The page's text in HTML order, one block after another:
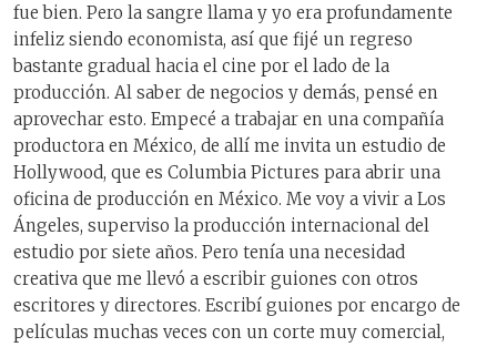
fue bien. Pero la sangre llama y yo era profundamente
infeliz siendo economista, así que fijé un regreso
bastante gradual hacia el cine por el lado de la
producción. Al saber de negocios y demás, pensé en
aprovechar esto. Empecé a trabajar en una compañía
productora en México, de allí me invita un estudio de
Hollywood, que es Columbia Pictures para abrir una
oficina de producción en México. Me voy a vivir a Los
Ángeles, superviso la producción internacional del
estudio por siete años. Pero tenía una necesidad
creativa que me llevó a escribir guiones con otros
escritores y directores. Escribí guiones por encargo de
películas muchas veces con un corte muy comercial,